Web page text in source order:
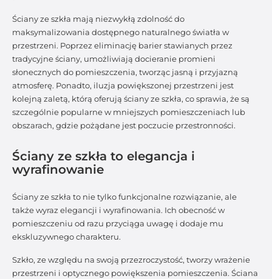
Ściany ze szkła mają niezwykłą zdolność do
maksymalizowania dostępnego naturalnego światła w
przestrzeni. Poprzez eliminację barier stawianych przez
tradycyjne ściany, umożliwiają docieranie promieni
słonecznych do pomieszczenia, tworząc jasną i przyjazną
atmosferę. Ponadto, iluzja powiększonej przestrzeni jest
kolejną zaletą, którą oferują ściany ze szkła, co sprawia, że są
szczególnie popularne w mniejszych pomieszczeniach lub
obszarach, gdzie pożądane jest poczucie przestronności.
Ściany ze szkła to elegancja i
wyrafinowanie
Ściany ze szkła to nie tylko funkcjonalne rozwiązanie, ale
także wyraz elegancji i wyrafinowania. Ich obecność w
pomieszczeniu od razu przyciąga uwagę i dodaje mu
ekskluzywnego charakteru.
Szkło, ze względu na swoją przezroczystość, tworzy wrażenie
przestrzeni i optycznego powiększenia pomieszczenia. Ściana